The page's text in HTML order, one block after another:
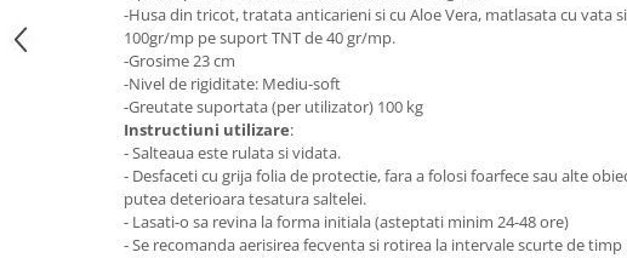
Suport pentru umerase
Etajere
Mobilier gradinita
Mese gradinita
Scaune gradinita
Set mese si scaune gradinita
Mobilier copii
-Husa din tricot, tratata anticarieni si cu Aloe Vera, matlasata cu vata
100gr/mp pe suport TNT de 40 gr/mp.
-Grosime 23 cm
-Nivel de rigiditate: Mediu-soft
-Greutate suportata (per utilizator) 100 kg
Instructiuni utilizare:
- Salteaua este rulata si vidata.
- Desfaceti cu grija folia de protectie, fara a folosi foarfece sau alte
putea deterioara tesatura saltelei.
- Lasati-o sa revina la forma initiala (asteptati minim 24-48 ore)
- Se recomanda aerisirea fecventa si rotirea la intervale scurte de